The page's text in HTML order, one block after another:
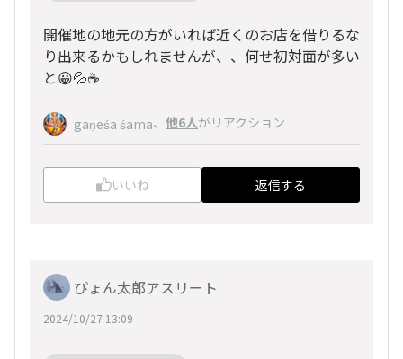
開催地の地元の方がいれば近くのお店を借りるな
り出来るかもしれませんが、、何せ初対面が多い
と😀💦☕
gaṇeśa śama、 他6人がリアクション
いいね 返信する
ぴょん太郎アスリート
2024/10/27 13:09